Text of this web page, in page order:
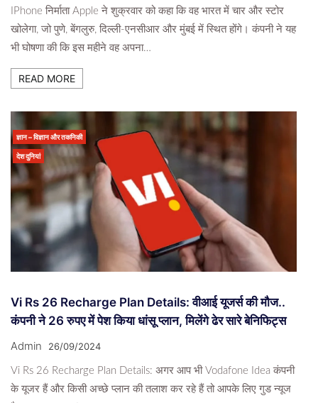
IPhone निर्माता Apple ने शुक्रवार को कहा कि वह भारत में चार और स्टोर
खोलेगा, जो पुणे, बेंगलुरु, दिल्ली-एनसीआर और मुंबई में स्थित होंगे। कंपनी ने यह
भी घोषणा की कि इस महीने वह अपना…
READ MORE
ज्ञान – विज्ञान और तकनिकी
देश दुनियां
Vi Rs 26 Recharge Plan Details: वीआई यूजर्स की मौज..
कंपनी ने 26 रुपए में पेश किया धांसू प्लान, मिलेंगे ढेर सारे बेनिफिट्स
Admin 26/09/2024
Vi Rs 26 Recharge Plan Details: अगर आप भी Vodafone Idea कंपनी
के यूजर हैं और किसी अच्छे प्लान की तलाश कर रहे हैं तो आपके लिए गुड न्यूज